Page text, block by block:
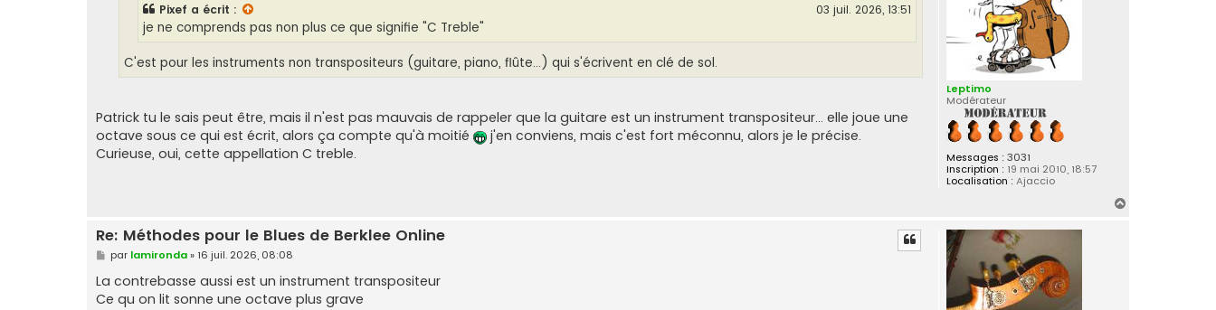
Leptimo
Modérateur
Messages : 3031
Inscription : 19 mai 2010, 18:57
Localisation : Ajaccio
Pixef a écrit : 03 juil. 2026, 13:51
je ne comprends pas non plus ce que signifie "C Treble"
C'est pour les instruments non transpositeurs (guitare, piano, flûte...) qui s'écrivent en clé de sol.
Patrick tu le sais peut être, mais il n'est pas mauvais de rappeler que la guitare est un instrument transpositeur... elle joue une
octave sous ce qui est écrit, alors ça compte qu'à moitié
j'en conviens, mais c'est fort méconnu, alors je le précise.
Curieuse, oui, cette appellation C treble.
Re: Méthodes pour le Blues de Berklee Online
M
e
s
s
a
par lamironda» 16 juil. 2026, 08:08
La contrebasse aussi est un instrument transpositeur
Ce qu on lit sonne une octave plus grave